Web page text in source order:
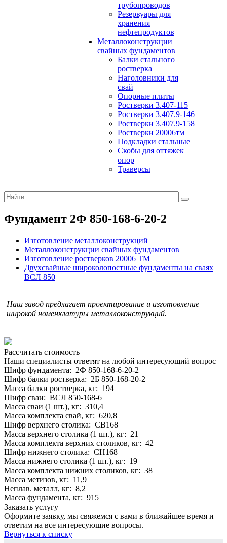
трубопроводов
Резервуары для
хранения
нефтепродуктов
Металлоконструкции
свайных фундаментов
Балки стального
ростверка
Наголовники для
свай
Опорные плиты
Ростверки 3.407-115
Ростверки 3.407.9-146
Ростверки 3.407.9-158
Ростверки 20006тм
Подкладки стальные
Скобы для оттяжек
опор
Траверсы
Фундамент 2Ф 850-168-6-20-2
Изготовление металлоконструкций
Металлоконструкции свайных фундаментов
Изготовление ростверков 20006 ТМ
Двухсвайные широколопостные фундаменты на сваях
ВСЛ 850
Наш завод предлагает проектирование и изготовление
широкой номенклатуры металлоконструкций.
Рассчитать стоимость
Наши специалисты ответят на любой интересующий вопрос
Шифр фундамента: 2Ф 850-168-6-20-2
Шифр балки ростверка: 2Б 850-168-20-2
Масса балки ростверка, кг: 194
Шифр сваи: ВСЛ 850-168-6
Масса сваи (1 шт.), кг: 310,4
Масса комплекта свай, кг: 620,8
Шифр верхнего столика: СВ168
Масса верхнего столика (1 шт.), кг: 21
Масса комплекта верхних столиков, кг: 42
Шифр нижнего столика: СН168
Масса нижнего столика (1 шт.), кг: 19
Масса комплекта нижних столиков, кг: 38
Масса метизов, кг: 11,9
Неплав. металл, кг: 8,2
Масса фундамента, кг: 915
Заказать услугу
Оформите заявку, мы свяжемся с вами в ближайшее время и
ответим на все интересующие вопросы.
Вернуться к списку